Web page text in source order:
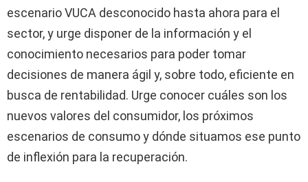
escenario VUCA desconocido hasta ahora para el
sector, y urge disponer de la información y el
conocimiento necesarios para poder tomar
decisiones de manera ágil y, sobre todo, eficiente en
busca de rentabilidad. Urge conocer cuáles son los
nuevos valores del consumidor, los próximos
escenarios de consumo y dónde situamos ese punto
de inflexión para la recuperación.